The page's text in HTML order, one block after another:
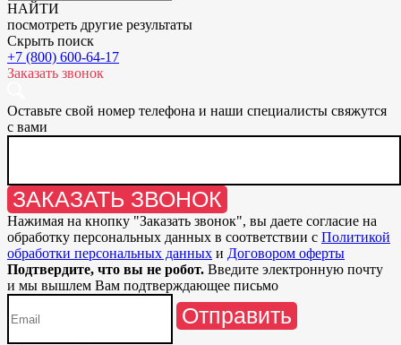
НАЙТИ
посмотреть другие результаты
Скрыть поиск
+7 (800) 600-64-17
Заказать звонок
Оставьте свой номер телефона и наши специалисты свяжутся
с вами
ЗАКАЗАТЬ ЗВОНОК
Нажимая на кнопку "Заказать звонок", вы даете согласие на
обработку персональных данных в соответствии с Политикой
обработки персональных данных и Договором оферты
Подтвердите, что вы не робот. Введите электронную почту
и мы вышлем Вам подтверждающее письмо
Отправить